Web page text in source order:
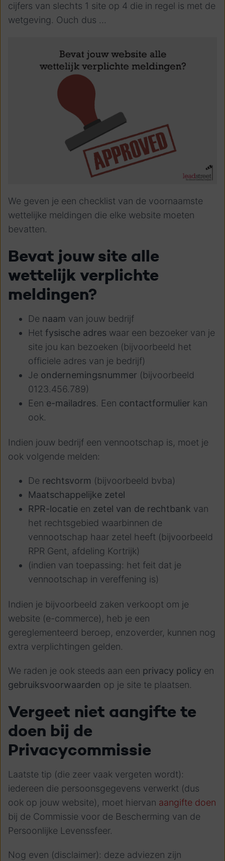
cijfers van slechts 1 site op 4 die in regel is met de
wetgeving. Ouch dus ...
We geven je een checklist van de voornaamste
wettelijke meldingen die elke website moeten
bevatten.
Bevat jouw site alle
wettelijk verplichte
meldingen?
De naam van jouw bedrijf
Het fysische adres waar een bezoeker van je
site jou kan bezoeken (bijvoorbeeld het
officiele adres van je bedrijf)
Je ondernemingsnummer (bijvoorbeeld
0123.456.789)
Een e-mailadres. Een contactformulier kan
ook.
Indien jouw bedrijf een vennootschap is, moet je
ook volgende melden:
De rechtsvorm (bijvoorbeeld bvba)
Maatschappelijke zetel
RPR-locatie en zetel van de rechtbank van
het rechtsgebied waarbinnen de
vennootschap haar zetel heeft (bijvoorbeeld
RPR Gent, afdeling Kortrijk)
(indien van toepassing: het feit dat je
vennootschap in vereffening is)
Indien je bijvoorbeeld zaken verkoopt om je
website (e-commerce), heb je een
gereglementeerd beroep, enzoverder, kunnen nog
extra verplichtingen gelden.
We raden je ook steeds aan een privacy policy en
gebruiksvoorwaarden op je site te plaatsen.
Vergeet niet aangifte te
doen bij de
Privacycommissie
Laatste tip (die zeer vaak vergeten wordt):
iedereen die persoonsgegevens verwerkt (dus
ook op jouw website), moet hiervan aangifte doen
bij de Commissie voor de Bescherming van de
Persoonlijke Levenssfeer.
Nog even (disclaimer): deze adviezen zijn